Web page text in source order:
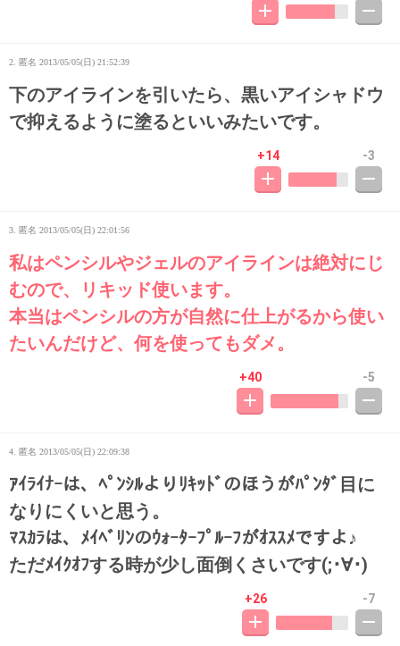
2. 匿名 2013/05/05(日) 21:52:39
下のアイラインを引いたら、黒いアイシャドウ
で抑えるように塗るといいみたいです。
+14 -3
3. 匿名 2013/05/05(日) 22:01:56
私はペンシルやジェルのアイラインは絶対にじ
むので、リキッド使います。
本当はペンシルの方が自然に仕上がるから使い
たいんだけど、何を使ってもダメ。
+40 -5
4. 匿名 2013/05/05(日) 22:09:38
ｱｲﾗｲﾅｰは、ﾍﾟﾝｼﾙよりﾘｷｯﾄﾞのほうがﾊﾟﾝﾀﾞ目に
なりにくいと思う。
ﾏｽｶﾗは、ﾒｲﾍﾞﾘﾝのｳｫｰﾀｰﾌﾟﾙｰﾌがｵｽｽﾒですよ♪
ただﾒｲｸｵﾌする時が少し面倒くさいです(;･∀･)
+26 -7